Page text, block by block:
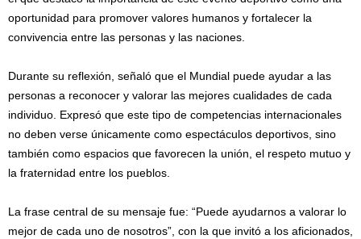
oportunidad para promover valores humanos y fortalecer la
convivencia entre las personas y las naciones.
Durante su reflexión, señaló que el Mundial puede ayudar a las
personas a reconocer y valorar las mejores cualidades de cada
individuo. Expresó que este tipo de competencias internacionales
no deben verse únicamente como espectáculos deportivos, sino
también como espacios que favorecen la unión, el respeto mutuo y
la fraternidad entre los pueblos.
La frase central de su mensaje fue: “Puede ayudarnos a valorar lo
mejor de cada uno de nosotros”, con la que invitó a los aficionados,